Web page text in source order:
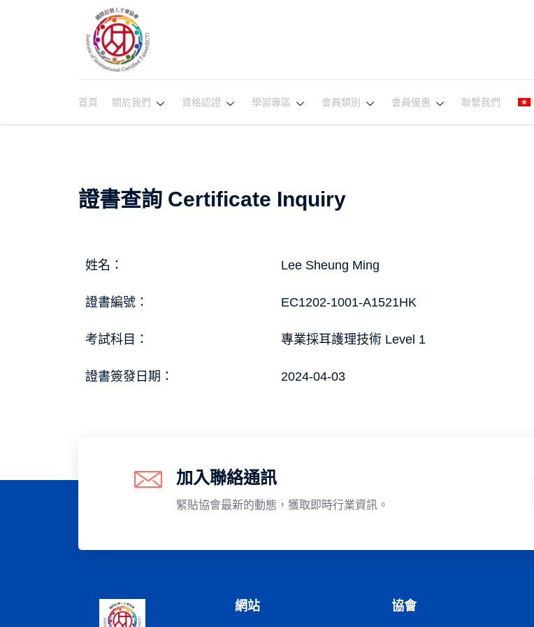
首頁 關於我們 資格認證 學習專區 會員類別 會員優惠 聯繫我們
證書查詢 Certificate Inquiry
姓名： Lee Sheung Ming
證書編號： EC1202-1001-A1521HK
考試科目： 專業採耳護理技術 Level 1
證書簽發日期： 2024-04-03
加入聯絡通訊
緊貼協會最新的動態，獲取即時行業資訊。
網站 協會